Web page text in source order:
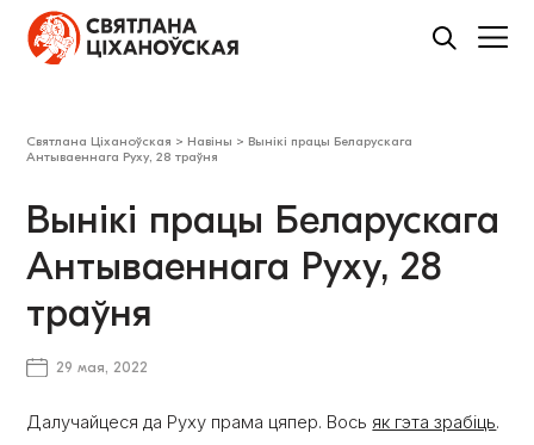
Святлана Ціханоўская > Навіны > Вынікі працы Беларускага
Антываеннага Руху, 28 траўня
Вынікі працы Беларускага
Антываеннага Руху, 28
траўня
29 мая, 2022
Далучайцеся да Руху прама цяпер. Вось як гэта зрабіць.